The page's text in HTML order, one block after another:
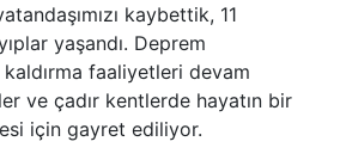
kaybettik, 11
yaşandı. Deprem
faaliyetleri devam
ve çadır kentlerde hayatın bir
için gayret ediliyor.